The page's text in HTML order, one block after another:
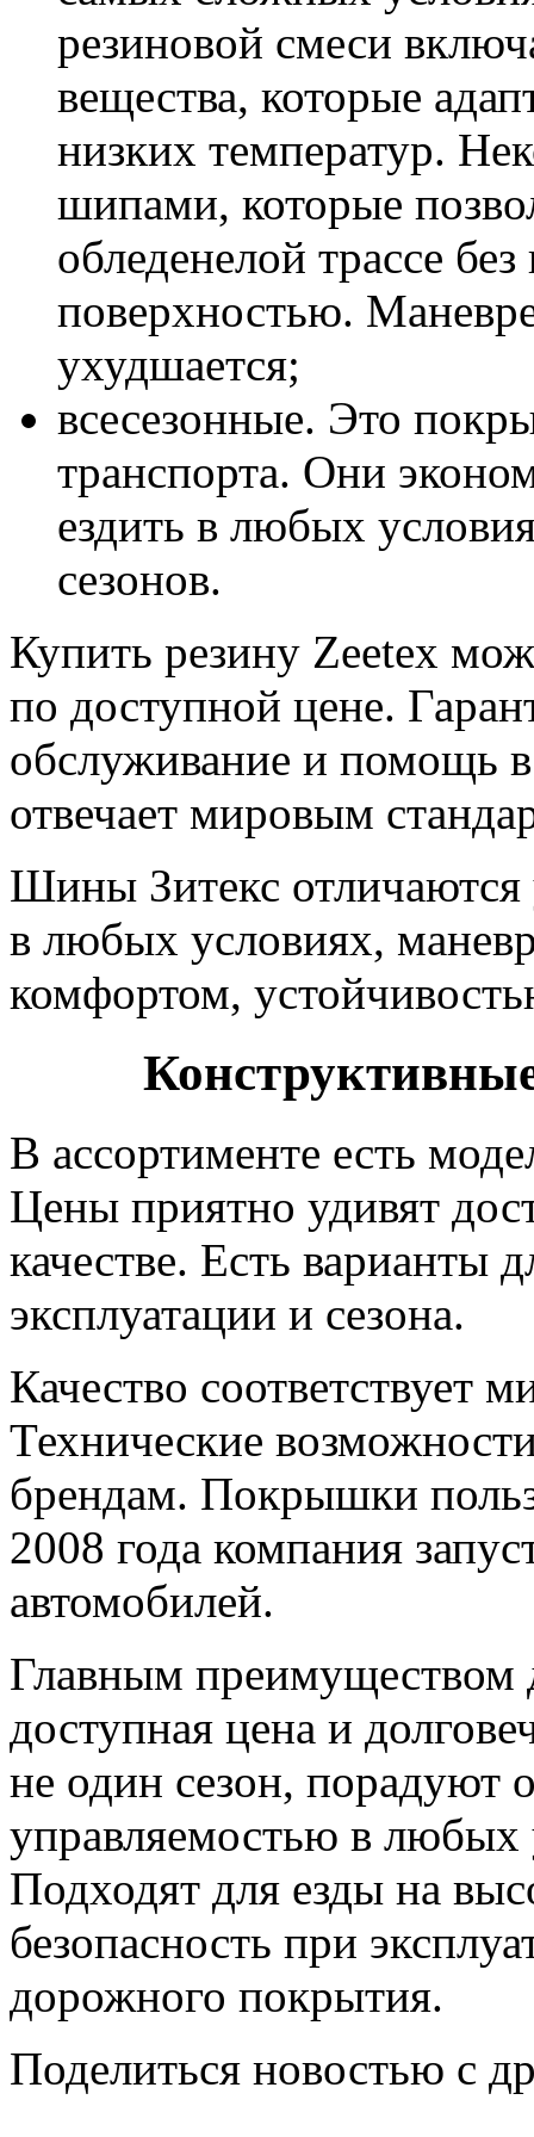
резиновой смеси
вещества, которые
низких температур.
шипами, которые
обледенелой трассе
поверхностью.
ухудшается;
всесезонные. Это
транспорта. Они
ездить в любых
сезонов.
Купить резину Zeetex
по доступной цене.
обслуживание и помощь
отвечает мировым
Шины Зитекс
в любых условиях,
комфортом,
В ассортименте есть
Цены приятно удивят
качестве. Есть варианты
эксплуатации и сезона.
Качество соответствует
Технические
брендам. Покрышки
2008 года компания
автомобилей.
Главным преимуществом
доступная цена и
не один сезон, порадуют
управляемостью в любых
Подходят для езды на
безопасность при
дорожного покрытия.
Поделиться новостью с